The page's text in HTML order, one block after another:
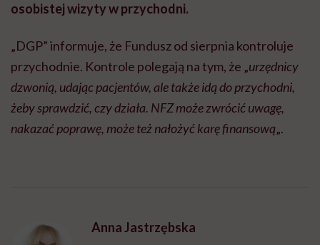
osobistej wizyty w przychodni.
„DGP” informuje, że Fundusz od sierpnia kontroluje
przychodnie. Kontrole polegają na tym, że „urzędnicy
dzwonią, udając pacjentów, ale także idą do przychodni,
żeby sprawdzić, czy działa. NFZ może zwrócić uwagę,
nakazać poprawę, może też nałożyć karę finansową„.
Anna Jastrzębska